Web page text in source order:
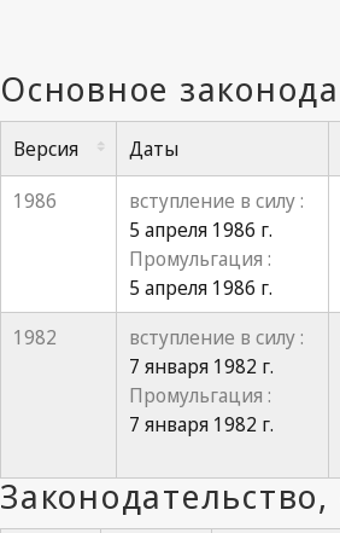
Версия Даты
1986
вступление в силу :
5 апреля 1986 г.
Промульгация :
5 апреля 1986 г.
1982
вступление в силу :
7 января 1982 г.
Промульгация :
7 января 1982 г.